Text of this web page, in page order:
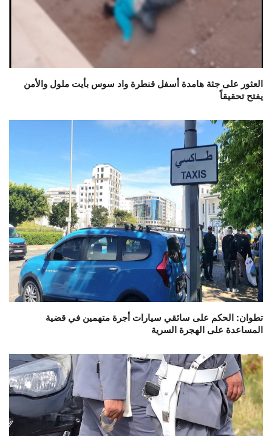
العثور على جثة هامدة أسفل قنطرة واد سوس بأيت ملول والأمن
يفتح تحقيقاً
تطوان: الحكم على سائقي سيارات أجرة متهمين في قضية
المساعدة على الهجرة السرية